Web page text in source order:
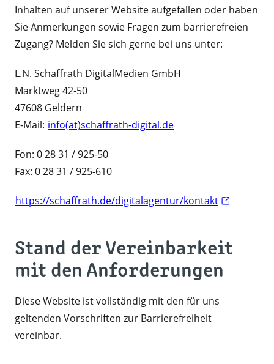
Inhalten auf unserer Website aufgefallen oder haben
Sie Anmerkungen sowie Fragen zum barrierefreien
Zugang? Melden Sie sich gerne bei uns unter:
L.N. Schaffrath DigitalMedien GmbH
Marktweg 42-50
47608 Geldern
E-Mail: info(at)schaffrath-digital.de
Fon: 0 28 31 / 925-50
Fax: 0 28 31 / 925-610
https://schaffrath.de/digitalagentur/kontakt
Stand der Vereinbarkeit
mit den Anforderungen
Diese Website ist vollständig mit den für uns
geltenden Vorschriften zur Barrierefreiheit
vereinbar.